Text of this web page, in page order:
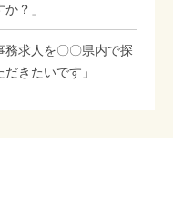
？」
務求人を〇〇県内で探
きたいです」